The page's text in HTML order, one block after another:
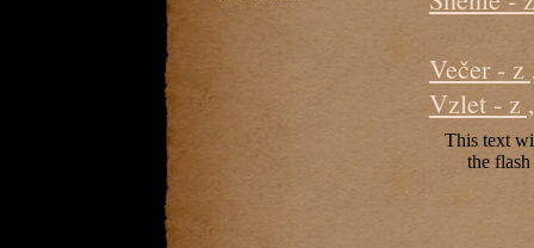
Večer - z
Vzlet - z